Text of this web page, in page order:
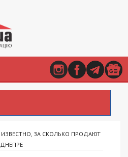
ИЗВЕСТНО, ЗА СКОЛЬКО ПРОДАЮТ